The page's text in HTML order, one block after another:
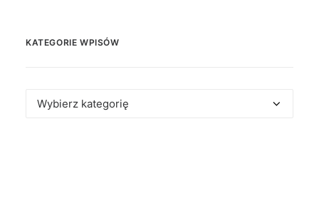
KATEGORIE WPISÓW
Kategorie